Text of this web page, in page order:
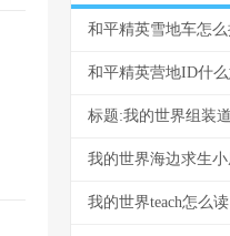
和平精英营地ID什
我的世界teach怎么